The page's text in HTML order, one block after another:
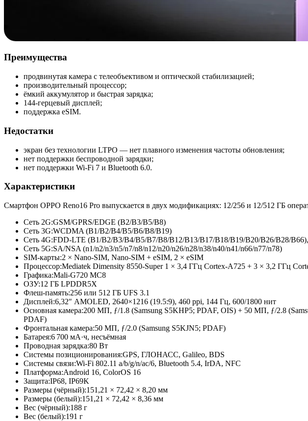
Преимущества
продвинутая камера с телеобъективом и оптической стабилизацией;
производительный процессор;
ёмкий аккумулятор и быстрая зарядка;
144-герцевый дисплей;
поддержка eSIM.
Недостатки
экран без технологии LTPO — нет плавного изменения частоты обновления;
нет поддержки беспроводной зарядки;
нет поддержки Wi-Fi 7 и Bluetooth 6.0.
Характеристики
Смартфон OPPO Reno16 Pro выпускается в двух модификациях: 12/256 и 12/512 ГБ
Сеть 2G:GSM/GPRS/EDGE (B2/B3/B5/B8)
Сеть 3G:WCDMA (B1/B2/B4/B5/B6/B8/B19)
Сеть 4G:FDD-LTE (B1/B2/B3/B4/B5/B7/B8/B12/B13/B17/B18/B19/B20/B26/B28/
Сеть 5G:SA/NSA (n1/n2/n3/n5/n7/n8/n12/n20/n26/n28/n38/n40/n41/n66/n77/n78)
SIM-карты:2 × Nano-SIM, Nano-SIM + eSIM, 2 × eSIM
Процессор:Mediatek Dimensity 8550-Super 1 × 3,4 ГГц Cortex-A725 + 3 × 3,2 ГГц
Графика:Mali-G720 MC8
ОЗУ:12 ГБ LPDDR5X
Флеш-память:256 или 512 ГБ UFS 3.1
Дисплей:6,32″ AMOLED, 2640×1216 (19.5:9), 460 ppi, 144 Гц, 600/1800 нит
Основная камера:200 МП, ƒ/1.8 (Samsung S5KHP5; PDAF, OIS) + 50 МП, ƒ/2.8
PDAF)
Фронтальная камера:50 МП, ƒ/2.0 (Samsung S5KJN5; PDAF)
Батарея:6 700 мА·ч, несъёмная
Проводная зарядка:80 Вт
Системы позиционирования:GPS, ГЛОНАСС, Galileo, BDS
Системы связи:Wi-Fi 802.11 a/b/g/n/ac/6, Bluetooth 5.4, IrDA, NFC
Платформа:Android 16, ColorOS 16
Защита:IP68, IP69K
Размеры (чёрный):151,21 × 72,42 × 8,20 мм
Размеры (белый):151,21 × 72,42 × 8,36 мм
Вес (чёрный):188 г
Вес (белый):191 г